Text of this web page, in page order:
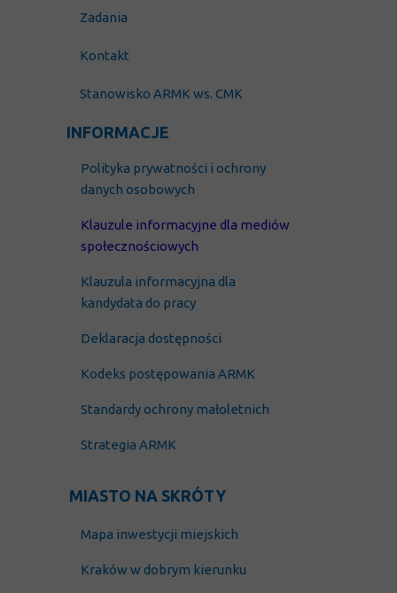
INFORMACJE
Zadania
Kontakt
Stanowisko ARMK ws. CMK
MIASTO NA SKRÓTY
Polityka prywatności i ochrony
danych osobowych
Klauzule informacyjne dla mediów
społecznościowych
Klauzula informacyjna dla
kandydata do pracy
Deklaracja dostępności
Kodeks postępowania ARMK
Standardy ochrony małoletnich
Strategia ARMK
Mapa inwestycji miejskich
Kraków w dobrym kierunku